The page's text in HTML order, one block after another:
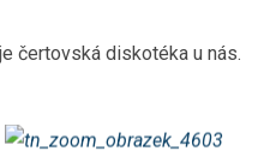
čertovská diskotéka u nás.